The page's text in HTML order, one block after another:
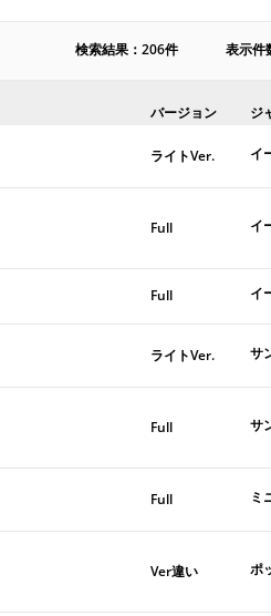
検索結果：206件 表示件
バージョン ジ
ライトVer. イ
Full イ
Full イ
ライトVer. サ
Full サ
Full ミ
Ver違い ポ